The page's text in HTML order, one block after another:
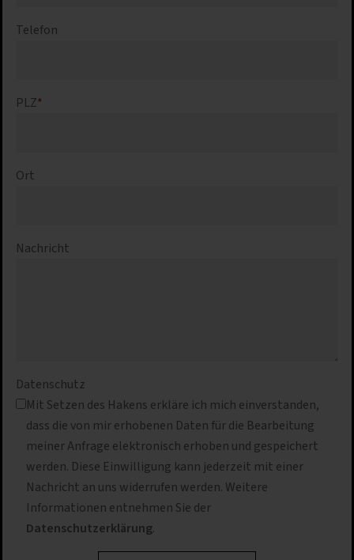
Telefon
PLZ*
Ort
Nachricht
Datenschutz
Mit Setzen des Hakens erkläre ich mich einverstanden,
dass die von mir erhobenen Daten für die Bearbeitung
meiner Anfrage elektronisch erhoben und gespeichert
werden. Diese Einwilligung kann jederzeit mit einer
Nachricht an uns widerrufen werden. Weitere
Informationen entnehmen Sie der
Datenschutzerklärung.